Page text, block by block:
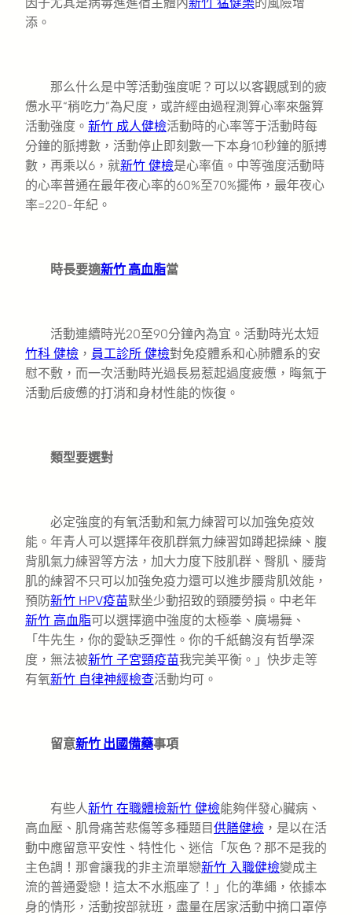
添。
那么什么是中等活動強度呢？可以以客觀感到的疲
憊水平“稍吃力”為尺度，或許經由過程測算心率來盤算
活動強度。 新竹 成人健檢活動時的心率等于活動時每
分鐘的脈搏數，活動停止即刻數一下本身10秒鐘的脈搏
數，再乘以6，就新竹 健檢是心率值。中等強度活動時
的心率普通在最年夜心率的60%至70%擺佈，最年夜心
率=220-年紀。
時長要適新竹 高血脂當
活動連續時光20至90分鐘內為宜。活動時光太短
竹科 健檢 ， 員工診所 健檢對免疫體系和心肺體系的安
慰不敷，而一次活動時光過長易惹起過度疲憊，晦氣于
活動后疲憊的打消和身材性能的恢復。
類型要選對
必定強度的有氧活動和氣力練習可以加強免疫效
能。年青人可以選擇年夜肌群氣力練習如蹲起操練、腹
背肌氣力練習等方法，加大力度下肢肌群、臀肌、腰背
肌的練習不只可以加強免疫力還可以進步腰背肌效能，
預防新竹 HPV疫苗默坐少動招致的頸腰勞損。中老年
新竹 高血脂可以選擇適中強度的太極拳、廣場舞、
「牛先生，你的愛缺乏彈性。你的千紙鶴沒有哲學深
度，無法被新竹 子宮頸疫苗我完美平衡。」快步走等
有氧新竹 自律神經檢查活動均可。
留意新竹 出國備藥事項
有些人新竹 在職體檢新竹 健檢能夠伴發心臟病、
高血壓、肌骨痛苦悲傷等多種題目 供膳健檢 ，是以在活
動中應留意平安性、特性化、迷信「灰色？那不是我的
主色調！那會讓我的非主流單戀新竹 入職健檢變成主
流的普通愛戀！這太不水瓶座了！」化的準繩，依據本
身的情形，活動按部就班，盡量在居家活動中摘口罩停